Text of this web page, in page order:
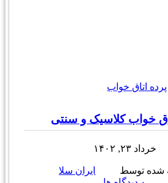
پرده اتاق خواب
خواب کلاسیک و سنتی
خرداد ۲۳, ۱۴۰۲
شده توسط
ایران سلا